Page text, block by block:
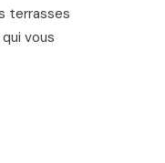
terrasses
vous